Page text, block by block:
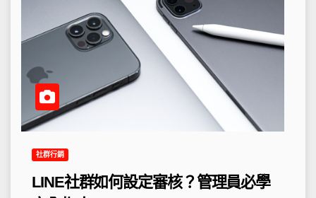
社群行銷
LINE社群如何設定審核？管理員必學